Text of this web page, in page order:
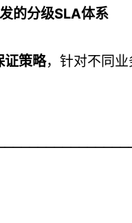
的分级SLA体系
证策略，针对不同